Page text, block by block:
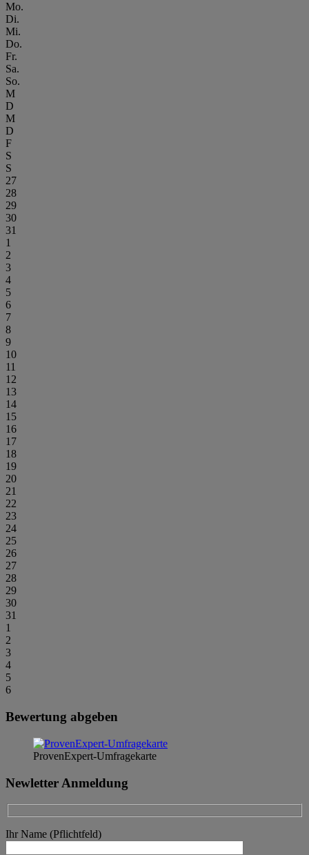
Mo.
Di.
Mi.
Do.
Fr.
Sa.
So.
M
D
M
D
F
S
S
27
28
29
30
31
1
2
3
4
5
6
7
8
9
10
11
12
13
14
15
16
17
18
19
20
21
22
23
24
25
26
27
28
29
30
31
1
2
3
4
5
6
Bewertung abgeben
ProvenExpert-Umfragekarte
Newletter Anmeldung
Ihr Name (Pflichtfeld)